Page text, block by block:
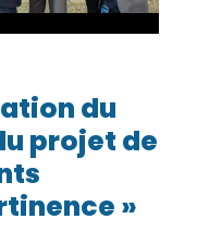
du
projet de
»